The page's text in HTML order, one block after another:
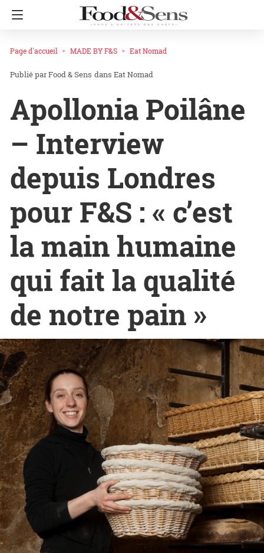
Page d'accueil MADE BY F&S Eat Nomad
Food & Sens dans Eat Nomad
Apollonia Poilâne
– Interview
depuis Londres
pour F&S : « c’est
la main humaine
qui fait la qualité
de notre pain »